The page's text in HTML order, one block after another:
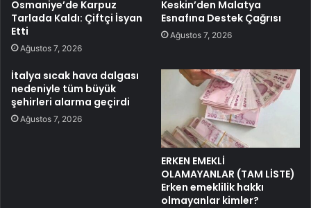
Osmaniye’de Karpuz
Tarlada Kaldı: Çiftçi İsyan
Etti
Ağustos 7, 2026
Keskin’den Malatya
Esnafına Destek Çağrısı
Ağustos 7, 2026
İtalya sıcak hava dalgası
nedeniyle tüm büyük
şehirleri alarma geçirdi
Ağustos 7, 2026
ERKEN EMEKLİ
OLAMAYANLAR (TAM LİSTE)
Erken emeklilik hakkı
olmayanlar kimler?